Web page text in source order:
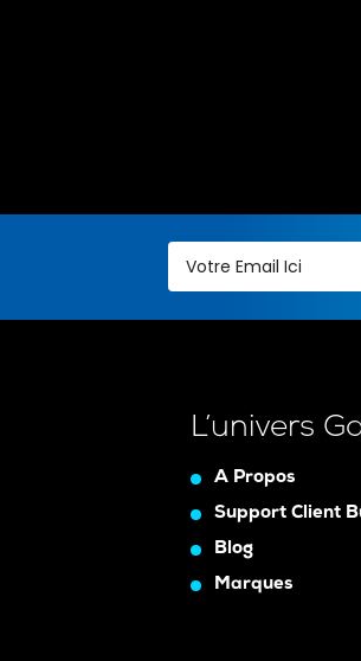
L’univers
A Propos
Support Client
Blog
Marques